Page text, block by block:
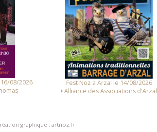
08/2026
Fest Noz a Arzal le 14/08/2026
Alliance des Associations d'Arzal
graphique : artnoz.fr